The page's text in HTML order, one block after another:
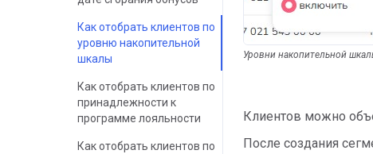
Как отобрать клиентов по
уровню накопительной
шкалы
Как отобрать клиентов по
принадлежности к
программе лояльности
Как отобрать клиентов по
Уровни накопительной
Клиентов можно
После создания